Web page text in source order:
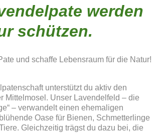
werden
schützen.
und schaffe Lebensraum für die Natur!
unterstützt du aktiv den
Mittelmosel. Unser Lavendelfeld – die
– verwandelt einen ehemaligen
Oase für Bienen, Schmetterlinge
Gleichzeitig trägst du dazu bei, die